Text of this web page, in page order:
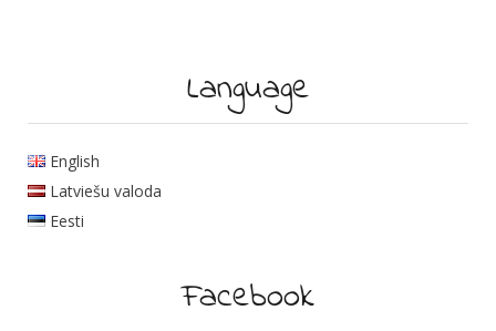
Language
English
Latviešu valoda
Eesti
Facebook